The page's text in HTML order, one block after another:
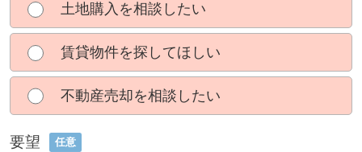
土地購入を相談したい
賃貸物件を探してほしい
不動産売却を相談したい
要望 任意